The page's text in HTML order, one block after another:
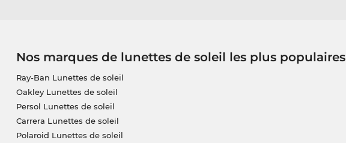
Nos marques de lunettes de soleil les plus populaires
Ray-Ban Lunettes de soleil
Oakley Lunettes de soleil
Persol Lunettes de soleil
Carrera Lunettes de soleil
Polaroid Lunettes de soleil